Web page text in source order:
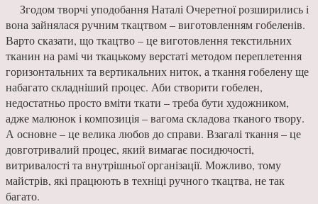
Згодом творчі уподобання Наталі Очеретної розширились і
вона зайнялася ручним ткацтвом – виготовленням гобеленів.
Варто сказати, що ткацтво – це виготовлення текстильних
тканин на рамі чи ткацькому верстаті методом переплетення
горизонтальних та вертикальних ниток, а ткання гобелену ще
набагато складніший процес. Аби створити гобелен,
недостатньо просто вміти ткати – треба бути художником,
адже малюнок і композиція – вагома складова тканого твору.
А основне – це велика любов до справи. Взагалі ткання – це
довготривалий процес, який вимагає посидючості,
витривалості та внутрішньої організації. Можливо, тому
майстрів, які працюють в техніці ручного ткацтва, не так
багато.